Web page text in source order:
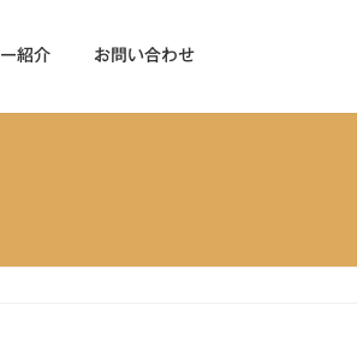
紹介 お問い合わせ